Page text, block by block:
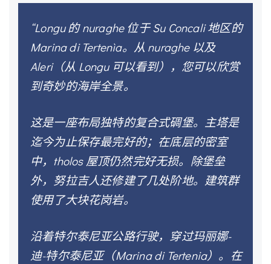
“Longu 的 nuraghe 位于 Su Concali 地区的
Marina di Tertenìa。从 nuraghe 以及
Aleri（从 Longu 可以看到），您可以欣赏
到奇妙的海岸全景。
这是一座布局独特的复合式碉堡。主塔是
迄今为止保存最完好的；在底层的密室
中，tholos 屋顶仍然完好无损。除堡垒
外，努拉吉人还修建了几处阶地。建筑群
使用了大块花岗岩。
沿着特尔泰尼亚公路行驶，穿过玛丽娜-
迪-特尔泰尼亚（Marina di Tertenia）。在